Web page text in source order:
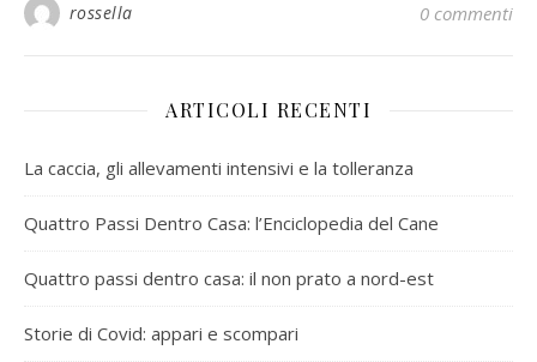
rossella 0 commenti
ARTICOLI RECENTI
La caccia, gli allevamenti intensivi e la tolleranza
Quattro Passi Dentro Casa: l’Enciclopedia del Cane
Quattro passi dentro casa: il non prato a nord-est
Storie di Covid: appari e scompari